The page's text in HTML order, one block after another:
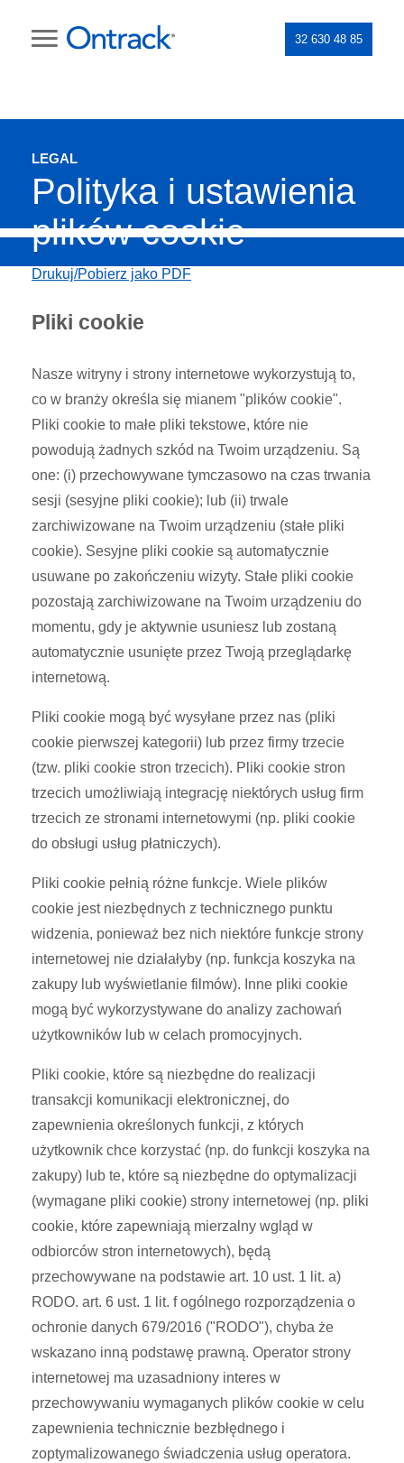
32 630 48 85
LEGAL
Polityka i ustawienia
plików cookie
Drukuj/Pobierz jako PDF
Pliki cookie
Nasze witryny i strony internetowe wykorzystują to,
co w branży określa się mianem "plików cookie".
Pliki cookie to małe pliki tekstowe, które nie
powodują żadnych szkód na Twoim urządzeniu. Są
one: (i) przechowywane tymczasowo na czas trwania
sesji (sesyjne pliki cookie); lub (ii) trwale
zarchiwizowane na Twoim urządzeniu (stałe pliki
cookie). Sesyjne pliki cookie są automatycznie
usuwane po zakończeniu wizyty. Stałe pliki cookie
pozostają zarchiwizowane na Twoim urządzeniu do
momentu, gdy je aktywnie usuniesz lub zostaną
automatycznie usunięte przez Twoją przeglądarkę
internetową.
Pliki cookie mogą być wysyłane przez nas (pliki
cookie pierwszej kategorii) lub przez firmy trzecie
(tzw. pliki cookie stron trzecich). Pliki cookie stron
trzecich umożliwiają integrację niektórych usług firm
trzecich ze stronami internetowymi (np. pliki cookie
do obsługi usług płatniczych).
Pliki cookie pełnią różne funkcje. Wiele plików
cookie jest niezbędnych z technicznego punktu
widzenia, ponieważ bez nich niektóre funkcje strony
internetowej nie działałyby (np. funkcja koszyka na
zakupy lub wyświetlanie filmów). Inne pliki cookie
mogą być wykorzystywane do analizy zachowań
użytkowników lub w celach promocyjnych.
Pliki cookie, które są niezbędne do realizacji
transakcji komunikacji elektronicznej, do
zapewnienia określonych funkcji, z których
użytkownik chce korzystać (np. do funkcji koszyka na
zakupy) lub te, które są niezbędne do optymalizacji
(wymagane pliki cookie) strony internetowej (np. pliki
cookie, które zapewniają mierzalny wgląd w
odbiorców stron internetowych), będą
przechowywane na podstawie art. 10 ust. 1 lit. a)
RODO. art. 6 ust. 1 lit. f ogólnego rozporządzenia o
ochronie danych 679/2016 ("RODO"), chyba że
wskazano inną podstawę prawną. Operator strony
internetowej ma uzasadniony interes w
przechowywaniu wymaganych plików cookie w celu
zapewnienia technicznie bezbłędnego i
zoptymalizowanego świadczenia usług operatora.